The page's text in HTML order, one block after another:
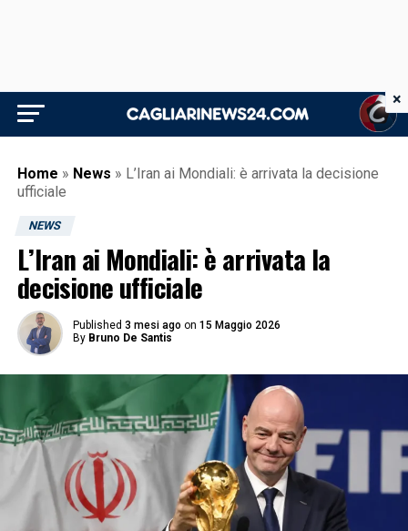
Home » News » L’Iran ai Mondiali: è arrivata la decisione
ufficiale
NEWS
L’Iran ai Mondiali: è arrivata la
decisione ufficiale
Published 3 mesi ago on 15 Maggio 2026
By Bruno De Santis
×